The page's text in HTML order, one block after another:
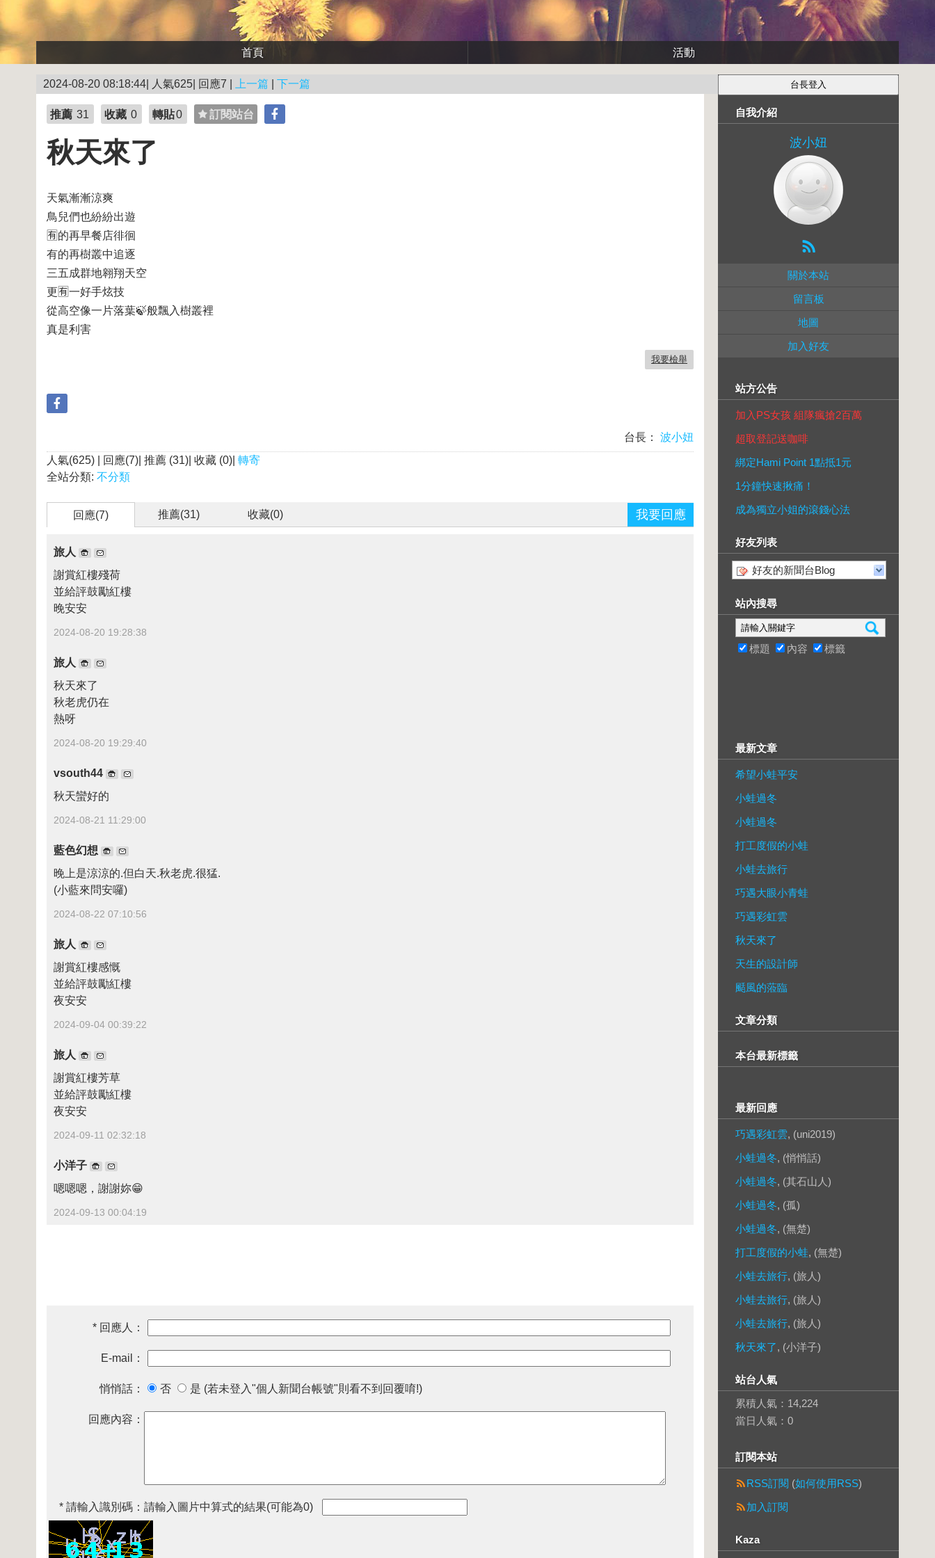
首頁 活動
2024-08-20 08:18:44| 人氣625| 回應7 | 上一篇 下一篇
推薦 31 收藏 0 轉貼0 訂閱站台
秋天來了
天氣漸漸涼爽
鳥兒們也紛紛出遊
🈶️的再早餐店徘徊
有的再樹叢中追逐
三五成群地翱翔天空
更🈶️一好手炫技
從高空像一片落葉🍃般飄入樹叢裡
真是利害
我要檢舉
台長：
波小妞
人氣(625) | 回應(7)| 推薦 (31)| 收藏 (0)| 轉寄
全站分類: 不分類
回應(7) 推薦(31) 收藏(0) 我要回應
旅人
謝賞紅樓殘荷
並給評鼓勵紅樓
晚安安
2024-08-20 19:28:38
旅人
秋天來了
秋老虎仍在
熱呀
2024-08-20 19:29:40
vsouth44
秋天蠻好的
2024-08-21 11:29:00
藍色幻想
晚上是涼涼的.但白天.秋老虎.很猛.
(小藍來問安囉)
2024-08-22 07:10:56
旅人
謝賞紅樓感慨
並給評鼓勵紅樓
夜安安
2024-09-04 00:39:22
旅人
謝賞紅樓芳草
並給評鼓勵紅樓
夜安安
2024-09-11 02:32:18
小洋子
嗯嗯嗯，謝謝妳😁
2024-09-13 00:04:19
* 回應人：
E-mail：
悄悄話： 否 是 (若未登入"個人新聞台帳號"則看不到回覆唷!)
回應內容：
* 請輸入識別碼： 請輸入圖片中算式的結果(可能為0)
自我介紹
波小妞
關於本站
留言板
地圖
加入好友
站方公告
加入PS女孩 組隊瘋搶2百萬
超取登記送咖啡
綁定Hami Point 1點抵1元
1分鐘快速揪痛！
成為獨立小姐的滾錢心法
好友列表
好友的新聞台Blog
站內搜尋
標題 內容 標籤
最新文章
希望小蛙平安
小蛙過冬
小蛙過冬
打工度假的小蛙
小蛙去旅行
巧遇大眼小青蛙
巧遇彩虹雲
秋天來了
天生的設計師
颳風的蒞臨
文章分類
本台最新標籤
最新回應
巧遇彩虹雲, (uni2019)
小蛙過冬, (悄悄話)
小蛙過冬, (其石山人)
小蛙過冬, (孤)
小蛙過冬, (無楚)
打工度假的小蛙, (無楚)
小蛙去旅行, (旅人)
小蛙去旅行, (旅人)
小蛙去旅行, (旅人)
秋天來了, (小洋子)
站台人氣
累積人氣： 14,224
當日人氣： 0
訂閱本站
RSS訂閱 (如何使用RSS)
加入訂閱
Kaza